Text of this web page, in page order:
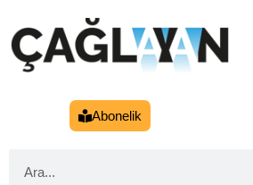
Abonelik